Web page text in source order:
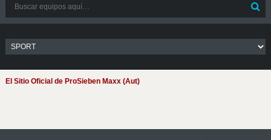
El Sitio Oficial de ProSieben Maxx (Aut)